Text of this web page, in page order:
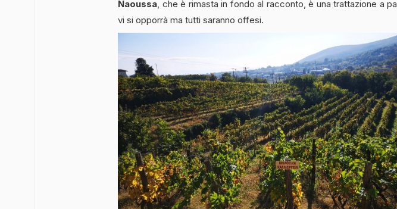
Naoussa , che è rimasta in fondo al racconto, è una trattazione a
vi si opporrà ma tutti saranno offesi.